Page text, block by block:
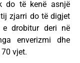
do të kenë asnjë
zjarri do të digjet
drobitur deri në
enverizmi dhe
vjet.